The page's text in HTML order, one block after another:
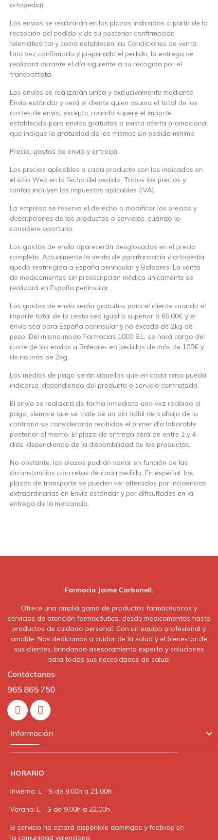
ortopedia).
Los envios se realizarán en los plazos indicados a partir de la
recepción del pedido y de su posterior confirmación
telemática tal y como establecen las Condiciones de venta.
Una vez confirmado y preparado el pedido, la entrega se
realizará durante el día siguiente a su recogida por el
transportista.
Los envíos se realizarán única y exclusivamente mediante
Envío estándar y será el cliente quien asuma el total de los
costes de envío, excepto cuando supere el importe
establecido para envíos gratuitos o exista oferta promocional
que indique la gratuidad de los mismos sin pedido mínimo:
Precio, gastos de envío y entrega
Los precios aplicables a cada producto son los indicados en
el sitio Web en la fecha del pedido. Todos los precios y
tarifas incluyen los impuestos aplicables (IVA).
La empresa se reserva el derecho a modificar los precios y
descripciones de los productos o servicios, cuando lo
considere oportuno.
Los gastos de envío aparecerán desglosados en el precio
completo. Actualmente la venta de parafarmacia y ortopedia
queda restringida a España peninsular y Baleares. La venta
de medicamentos sin preescripción médica únicamente se
realizará en España peninsular.
Los gastos de envío serán gratuitos para el cliente cuando el
importe total de la cesta sea igual o superior a 65,00€ y el
envío sea para España peninsular y no exceda de 2kg de
peso. Del mismo modo Farmacias 1000 S.L. se hará cargo del
coste de los envios a Baleares en pedidos de más de 100€ y
de no más de 2kg.
Los medios de pago serán aquellos que en cada caso pueda
indicarse, dependiendo del producto o servicio contratado.
El envío se realizará de forma inmediata una vez recibido el
pago, siempre que se trate de un día hábil de trabajo de lo
contrario se considerarán recibidos el primer día laborable
posterior al mismo. El plazo de entrega será de entre 1 y 4
dias, dependiendo de la disponibilidad de los productos.
No obstante, los plazos podrán variar en función de las
circunstancias concretas de cada pedido. En especial, los
plazos de transporte se pueden ver alterados por incidencias
extraordinarias en Envío estándar y por dificultades en la
entrega de la mercancía.
Farmacia Jaime Carbonell.
Ofrece una amplia gama de productos farmacéuticos y
servicios de atención farmacéutica, desde medicamentos hasta
productos de cuidado personal. Con un equipo profesional y
amable. Nos dedicamos a cuidar de la salud y el bienestar de
sus clientes, brindando asesoramiento experto y soluciones
para todas sus necesidades de salud.
Contáctanos
965 865 750
Información 
HORARIO
Invierno: L - S de 9.00h a 21.00h
Verano: L - S de 9.00h a 22.00h
El servicio no estará disponible domingos y festivos en
la comunidad valenciana